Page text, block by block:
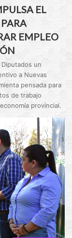
EL
EMPLEO
Diputados un
a Nuevas
pensada para
de trabajo
provincial.